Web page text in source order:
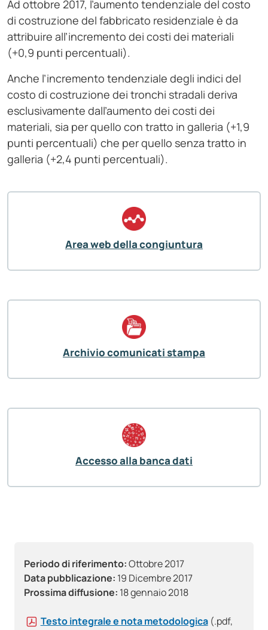
Periodo di riferimento:Ottobre 2017
Data pubblicazione: 19 Dicembre 2017
Prossima diffusione: 18 gennaio 2018
Testo integrale e nota metodologica (.pdf,
Ad ottobre 2017, l’aumento tendenziale del costo
di costruzione del fabbricato residenziale è da
attribuire all’incremento dei costi dei materiali
(+0,9 punti percentuali).
Anche l’incremento tendenziale degli indici del
costo di costruzione dei tronchi stradali deriva
esclusivamente dall’aumento dei costi dei
materiali, sia per quello con tratto in galleria (+1,9
punti percentuali) che per quello senza tratto in
galleria (+2,4 punti percentuali).
Area web della congiuntura
Archivio comunicati stampa
Accesso alla banca dati